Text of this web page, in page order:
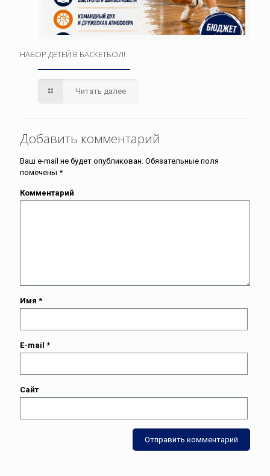
НАБОР ДЕТЕЙ В БАСКЕТБОЛ!
Читать далее
Добавить комментарий
Ваш e-mail не будет опубликован. Обязательные поля
помечены *
Комментарий
Имя *
E-mail *
Сайт